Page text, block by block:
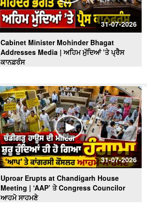
31-07-2026
Cabinet Minister Mohinder Bhagat
Addresses Media | ਅਹਿਮ ਮੁੱਦਿਆਂ ’ਤੇ ਪ੍ਰੈਸ
ਕਾਨਫ਼ਰੰਸ
31-07-2026
Uproar Erupts at Chandigarh House
Meeting | ‘AAP’ ਤੇ Congress Councilor
ਆਹਮੋ ਸਾਹਮਣੇ